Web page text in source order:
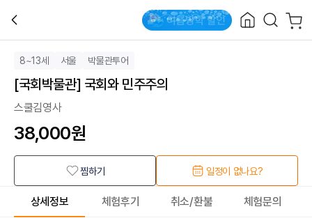
8~13세 서울 박물관투어
[국회박물관] 국회와 민주주의
스쿨김영사
38,000원
찜하기 일정이 없나요?
상세정보 체험후기 취소/환불 체험문의